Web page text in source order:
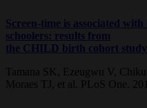
Screen-time is associated
schoolers: results from
the CHILD birth cohort study
Tamana SK, Ezeugwu V,
Moraes TJ, et al. PLoS One.